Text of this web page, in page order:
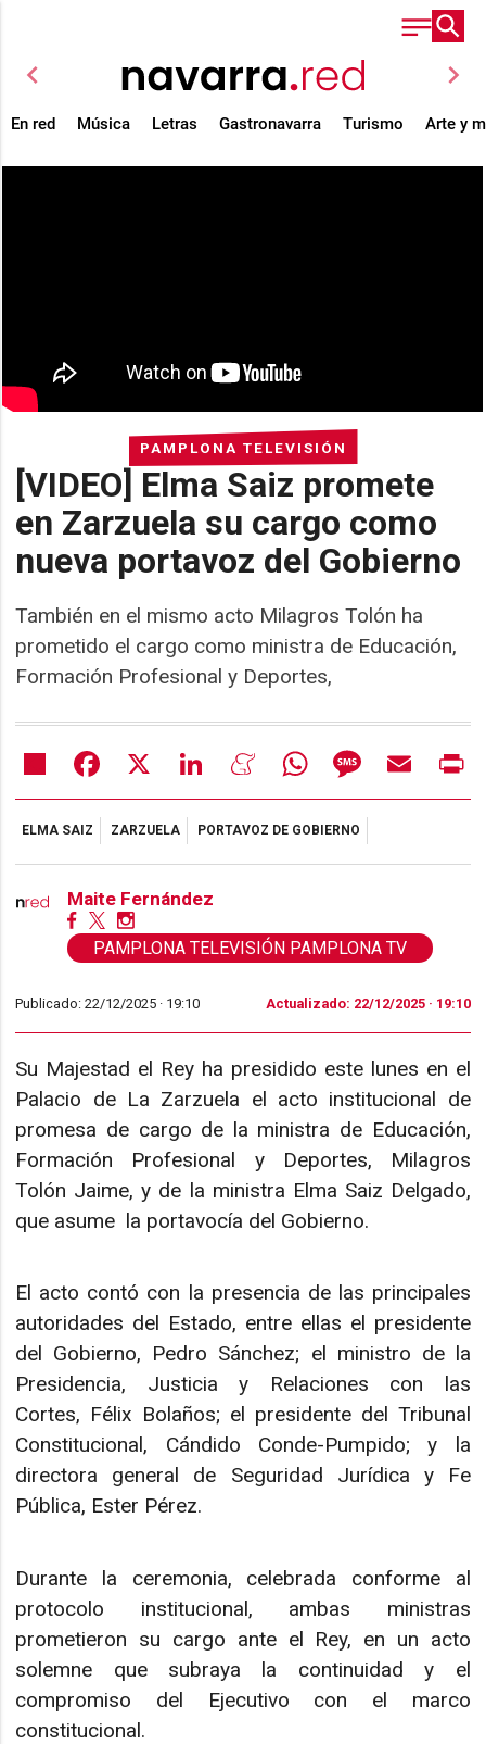
chevron_left chevron_right
En red Música Letras Gastronavarra Turismo Arte y
PAMPLONA TELEVISIÓN
[VIDEO] Elma Saiz promete
en Zarzuela su cargo como
nueva portavoz del Gobierno
También en el mismo acto Milagros Tolón ha
prometido el cargo como ministra de Educación,
Formación Profesional y Deportes,
Share Facebook LinkedIn MeneameWhatsAppMessageEmail
ELMA SAIZ ZARZUELA PORTAVOZ DE GOBIERNO
Maite Fernández
PAMPLONA TELEVISIÓN PAMPLONA TV
Publicado: 22/12/2025 · 19:10 Actualizado: 22/12/2025 · 19:10
Su Majestad el Rey ha presidido este lunes en el
Palacio de La Zarzuela el acto institucional de
promesa de cargo de la ministra de Educación,
Formación Profesional y Deportes, Milagros
Tolón Jaime, y de la ministra Elma Saiz Delgado,
que asume la portavocía del Gobierno.
El acto contó con la presencia de las principales
autoridades del Estado, entre ellas el presidente
del Gobierno, Pedro Sánchez; el ministro de la
Presidencia, Justicia y Relaciones con las
Cortes, Félix Bolaños; el presidente del Tribunal
Constitucional, Cándido Conde-Pumpido; y la
directora general de Seguridad Jurídica y Fe
Pública, Ester Pérez.
Durante la ceremonia, celebrada conforme al
protocolo institucional, ambas ministras
prometieron su cargo ante el Rey, en un acto
solemne que subraya la continuidad y el
compromiso del Ejecutivo con el marco
constitucional.